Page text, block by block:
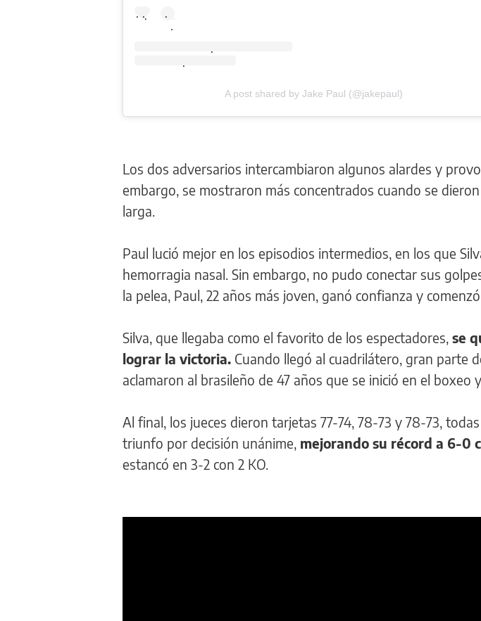
..
. .
.
.
.
A post shared by Jake Paul (@jakepaul)
Los dos adversarios intercambiaron algunos alardes y
embargo, se mostraron más concentrados cuando se
larga.
Paul lució mejor en los episodios intermedios, en los que
hemorragia nasal. Sin embargo, no pudo conectar sus
la pelea, Paul, 22 años más joven, ganó confianza y
Silva, que llegaba como el favorito de los espectadores, se
lograr la victoria. Cuando llegó al cuadrilátero, gran parte
aclamaron al brasileño de 47 años que se inició en el boxeo
Al final, los jueces dieron tarjetas 77-74, 78-73 y 78-73,
triunfo por decisión unánime, mejorando su récord a 6-0
estancó en 3-2 con 2 KO.